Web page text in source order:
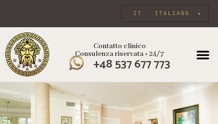
ITALIANO
IT
Contatto clinico
Consulenza riservata • 24/7
+48 537 677 773